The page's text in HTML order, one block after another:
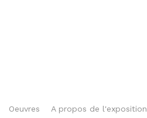
Oeuvres A propos de l'exposition